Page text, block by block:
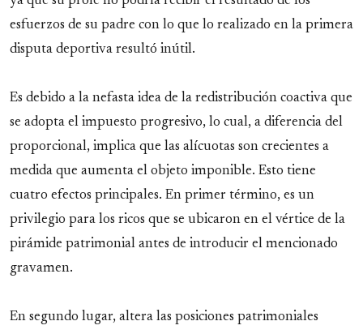
esfuerzos de su padre con lo que lo realizado en la primera
disputa deportiva resultó inútil.
Es debido a la nefasta idea de la redistribución coactiva que
se adopta el impuesto progresivo, lo cual, a diferencia del
proporcional, implica que las alícuotas son crecientes a
medida que aumenta el objeto imponible. Esto tiene
cuatro efectos principales. En primer término, es un
privilegio para los ricos que se ubicaron en el vértice de la
pirámide patrimonial antes de introducir el mencionado
gravamen.
En segundo lugar, altera las posiciones patrimoniales